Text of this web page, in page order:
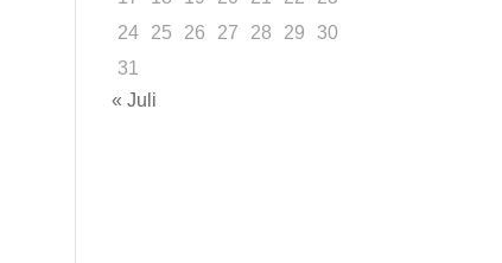
24
25 26 27 28 29
30
31
« Juli